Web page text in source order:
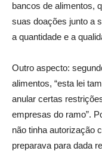
bancos de alimentos,
suas doações junto a
a quantidade e a
Outro aspecto:
alimentos, “esta lei
anular certas
empresas do ramo”.
não tinha autorização
preparava para dada